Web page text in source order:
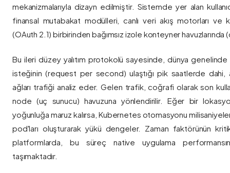
mekanizmalarıyla dizayn edilmiştir. Sistemde yer alan
finansal mutabakat modülleri, canlı veri akış motorları ve
(OAuth 2.1) birbirinden bağımsız izole konteyner havuzlarında
Bu ileri düzey yalıtım protokolü sayesinde, dünya genelinde
isteğinin (request per second) ulaştığı pik saatlerde dahi,
ağları trafiği analiz eder. Gelen trafik, coğrafi olarak son
node (uç sunucu) havuzuna yönlendirilir. Eğer bir
yoğunluğa maruz kalırsa, Kubernetes otomasyonu
pod'ları oluşturarak yükü dengeler. Zaman faktörünün
platformlarda, bu süreç native uygulama
taşımaktadır.